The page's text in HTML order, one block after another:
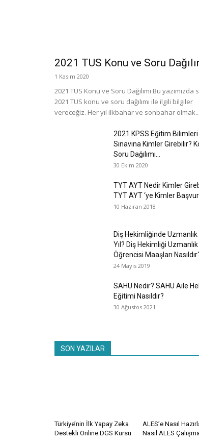
2021 TUS Konu ve Soru
1 Kasım 2020
2021 TUS Konu ve Soru Dağılımı Bu yazımızda
2021 TUS konu ve soru dağılımı ile ilgili bilgiler
vereceğiz. Her yıl ilkbahar ve sonbahar olmak...
2021 KPSS Eğitim Bilimleri
Sınavına Kimler Girebilir?
Soru Dağılımı...
30 Ekim 2020
TYT AYT Nedir Kimler
TYT AYT ‘ye Kimler
10 Haziran 2018
Diş Hekimliğinde Uzmanlık
Yıl? Diş Hekimliği Uzmanlık
Öğrencisi Maaşları
24 Mayıs 2019
SAHU Nedir? SAHU Aile
Eğitimi Nasıldır?
30 Ağustos 2021
SON YAZILAR
Türkiye’nin İlk Yapay Zeka
Destekli Online DGS Kursu
ALES’e Nasıl
Nasıl ALES